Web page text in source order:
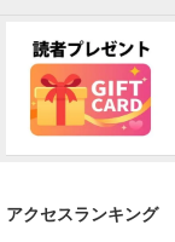
アクセスランキング